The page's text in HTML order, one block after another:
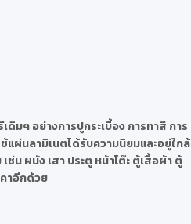
มๆ อย่างการปูกระเบื้อง การทาสี การ
แผ่นลามิเนตได้รับความนิยมและอยู่ใกล้
น ผนัง เสา ประตู หน้าโต๊ะ ตู้เสื้อผ้า ตู้
าอีกด้วย